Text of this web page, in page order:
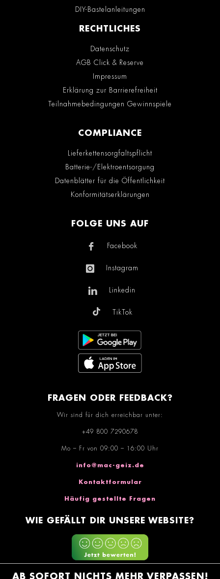
DIY-Bastelanleitungen
RECHTLICHES
Datenschutz
AGB Click & Reserve
Impressum
Erklärung zur Barrierefreiheit
Teilnahmebedingungen Gewinnspiele
COMPLIANCE
Lieferkettensorgfaltspflicht
Batterie-/Elektroentsorgung
Datenblätter für die Öffentlichkeit
Konformitätserklärungen
FOLGE UNS AUF
Facebook
Instagram
Linkedin
TikTok
FRAGEN ODER FEEDBACK?
Wir sind für dich erreichbar unter:
+49 800 7290678
Mo – Fr von 09:00 – 16:00 Uhr
info@mac-geiz.de
Kontaktformular
Häufig gestellte Fragen
WIE GEFÄLLT DIR UNSERE WEBSITE?
AB SOFORT NICHTS MEHR VERPASSEN!